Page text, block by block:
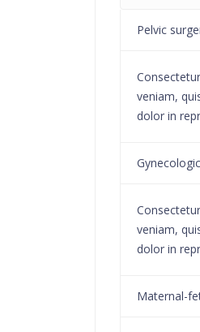
Pelvic
veniam,
dolor in
veniam,
dolor in
Maternal-